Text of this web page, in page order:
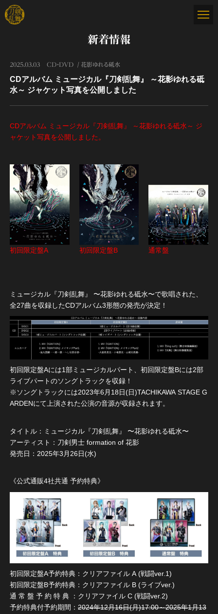
新着情報
2025.03.03 CD・DVD 花影ゆれる砥水
CDアルバム ミュージカル『刀剣乱舞』 ～花影ゆれる砥
水～ ジャケット写真を公開しました
CDアルバム ミュージカル『刀剣乱舞』 ～花影ゆれる砥水～ ジ
ャケット写真を公開しました。
初回限定盤A 初回限定盤B 通常盤
ミュージカル『刀剣乱舞』 〜花影ゆれる砥水〜で歌唱された、
全27曲を収録したCDアルバム3形態の発売が決定！
初回限定盤Aには1部ミュージカルパート、初回限定盤Bには2部
ライブパートのソングトラックを収録！
※ソングトラックには2023年6月18日(日)TACHIKAWA STAGE G
ARDENにて上演された公演の音源が収録されます。
タイトル：ミュージカル『刀剣乱舞』 〜花影ゆれる砥水〜
アーティスト：刀剣男士 formation of 花影
発売日：2025年3月26日(水)
《公式通販4社共通 予約特典》
初回限定盤A予約特典：クリアファイル A (戦闘ver.1)
初回限定盤B予約特典：クリアファイル B (ライブver.)
通 常 盤 予 約 特 典 ：クリアファイル C (戦闘ver.2)
予約特典付予約期間： 2024年12月16日(月)17:00～2025年1月13